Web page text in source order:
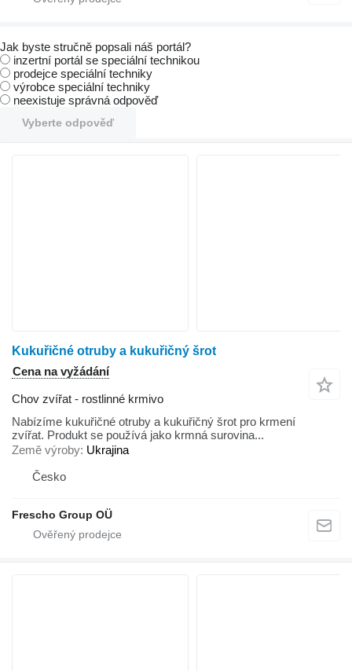
Jak byste stručně popsali náš portál?
inzertní portál se speciální technikou
prodejce speciální techniky
výrobce speciální techniky
neexistuje správná odpověď
Vyberte odpověď
Kukuřičné otruby a kukuřičný šrot
Cena na vyžádání
Chov zvířat - rostlinné krmivo
Nabízíme kukuřičné otruby a kukuřičný šrot pro krmení
zvířat. Produkt se používá jako krmná surovina...
Země výroby Ukrajina
Česko
Frescho Group OÜ